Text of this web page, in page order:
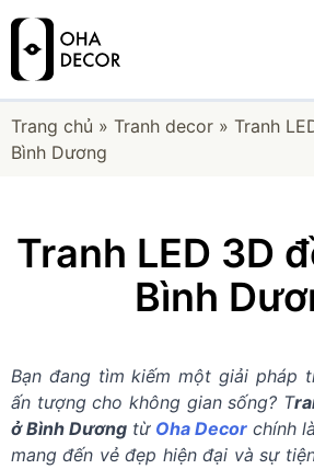
Trang chủ » Tranh decor » Tranh
Bình Dương
Tranh LED 3D
Bình
Bạn đang tìm kiếm một giải pháp
ấn tượng cho không gian sống? T
ở Bình Dương từ Oha Decor chính
mang đến vẻ đẹp hiện đại và sự